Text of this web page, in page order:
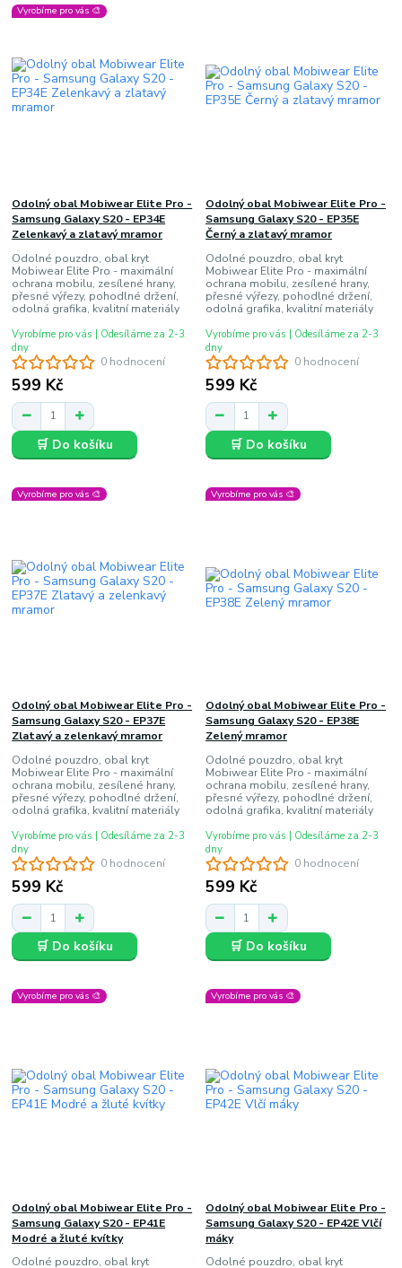
Vyrobíme pro vás 🎨
0 hodnocení
Odolný obal Mobiwear Elite Pro -
Samsung Galaxy S20 - EP34E
Zelenkavý a zlatavý mramor
Odolné pouzdro, obal kryt
Mobiwear Elite Pro - maximální
ochrana mobilu, zesílené hrany,
přesné výřezy, pohodlné držení,
odolná grafika, kvalitní materiály
599 Kč
Vyrobíme pro vás | Odesíláme za 2-3
dny
🛒 Do košíku
0 hodnocení
Odolný obal Mobiwear Elite Pro -
Samsung Galaxy S20 - EP35E
Černý a zlatavý mramor
Odolné pouzdro, obal kryt
Mobiwear Elite Pro - maximální
ochrana mobilu, zesílené hrany,
přesné výřezy, pohodlné držení,
odolná grafika, kvalitní materiály
599 Kč
Vyrobíme pro vás | Odesíláme za 2-3
dny
🛒 Do košíku
Vyrobíme pro vás 🎨
0 hodnocení
Odolný obal Mobiwear Elite Pro -
Samsung Galaxy S20 - EP37E
Zlatavý a zelenkavý mramor
Odolné pouzdro, obal kryt
Mobiwear Elite Pro - maximální
ochrana mobilu, zesílené hrany,
přesné výřezy, pohodlné držení,
odolná grafika, kvalitní materiály
599 Kč
Vyrobíme pro vás | Odesíláme za 2-3
dny
🛒 Do košíku
Vyrobíme pro vás 🎨
0 hodnocení
Odolný obal Mobiwear Elite Pro -
Samsung Galaxy S20 - EP38E
Zelený mramor
Odolné pouzdro, obal kryt
Mobiwear Elite Pro - maximální
ochrana mobilu, zesílené hrany,
přesné výřezy, pohodlné držení,
odolná grafika, kvalitní materiály
599 Kč
Vyrobíme pro vás | Odesíláme za 2-3
dny
🛒 Do košíku
Vyrobíme pro vás 🎨
Odolný obal Mobiwear Elite Pro -
Samsung Galaxy S20 - EP41E
Modré a žluté kvítky
Odolné pouzdro, obal kryt
Vyrobíme pro vás 🎨
Odolný obal Mobiwear Elite Pro -
Samsung Galaxy S20 - EP42E Vlčí
máky
Odolné pouzdro, obal kryt